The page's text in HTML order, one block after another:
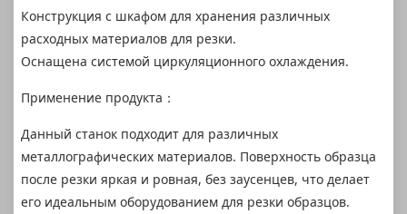
Конструкция с шкафом для хранения различных
расходных материалов для резки.
Оснащена системой циркуляционного охлаждения.
Применение продукта：
Данный станок подходит для различных
металлографических материалов. Поверхность образца
после резки яркая и ровная, без заусенцев, что делает
его идеальным оборудованием для резки образцов.